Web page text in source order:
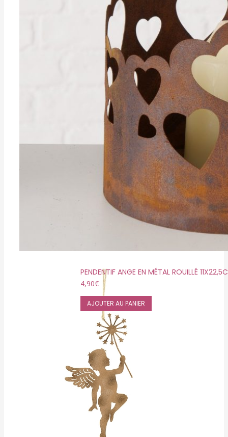
PENDENTIF ANGE EN MÉTAL ROUILLÉ
4,90€
AJOUTER AU PANIER